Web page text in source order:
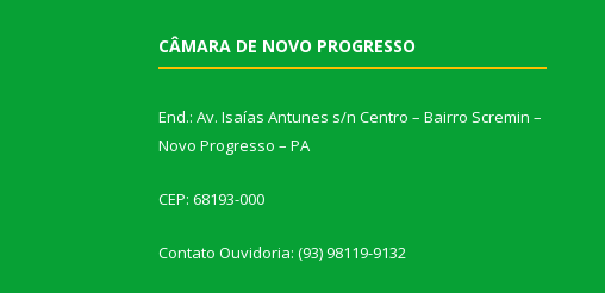
CÂMARA DE NOVO PROGRESSO
End.: Av. Isaías Antunes s/n Centro – Bairro Scremin –
Novo Progresso – PA
CEP: 68193-000
Contato Ouvidoria: (93) 98119-9132